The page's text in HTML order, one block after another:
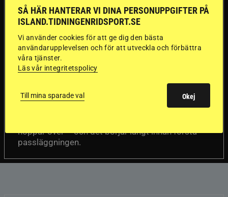
”Gummi” berättar:
Första stegen mot
en internationell
passhäst
Del 1Att rida pass på hög nivå handlar om
betydligt mer än fart. Guðmundur “Gummi”
hoppar över – och det börjar långt innan första
passläggningen.
SÅ HÄR HANTERAR VI DINA PERSONUPPGIFTER PÅ
ISLAND.TIDNINGENRIDSPORT.SE
Vi använder cookies för att ge dig den bästa
användarupplevelsen och för att utveckla och förbättra
våra tjänster.
Läs vår integritetspolicy
Till mina sparade val Okej